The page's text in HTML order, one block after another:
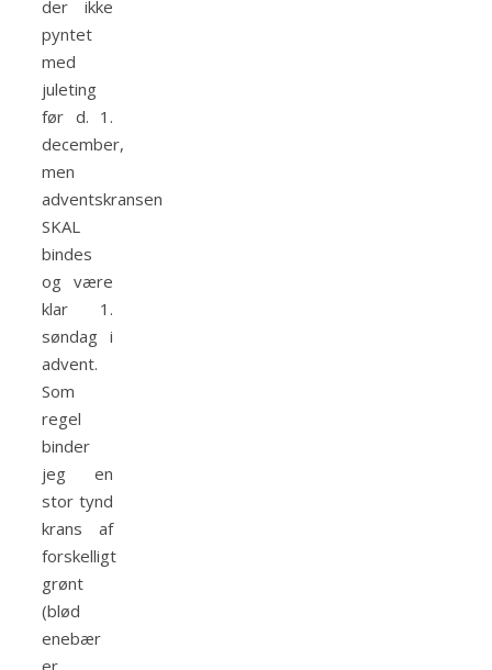
der ikke
pyntet
med
juleting
før d. 1.
december,
men
adventskransen
SKAL
bindes
og være
klar 1.
søndag i
advent.
Som
regel
binder
jeg en
stor tynd
krans af
forskelligt
grønt
(blød
enebær